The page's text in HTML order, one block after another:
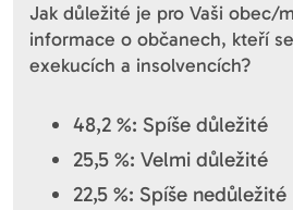
Jak důležité je pro Vaši obec/
informace o občanech, kteří
exekucích a insolvencích?
48,2 %: Spíše důležité
25,5 %: Velmi důležité
22,5 %: Spíše nedůležité